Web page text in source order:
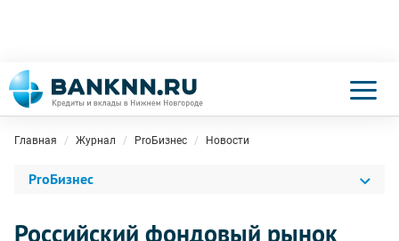
Главная Журнал ProБизнес Новости
ProБизнес
Российский фондовый рынок